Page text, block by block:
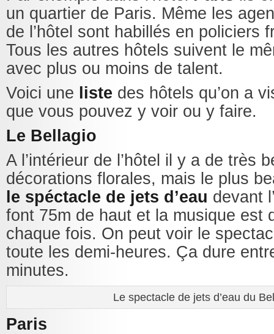
un quartier de Paris. Même les
de l’hôtel sont habillés en policiers
Tous les autres hôtels suivent le
avec plus ou moins de talent.
Voici une liste des hôtels qu’on a
que vous pouvez y voir ou y faire.
Le Bellagio
A l’intérieur de l’hôtel il y a de très
décorations florales, mais le plus
le spéctacle de jets d’eau devant
font 75m de haut et la musique est
chaque fois. On peut voir le
toute les demi-heures. Ça dure
minutes.
Le spectacle de jets d’eau du
Paris